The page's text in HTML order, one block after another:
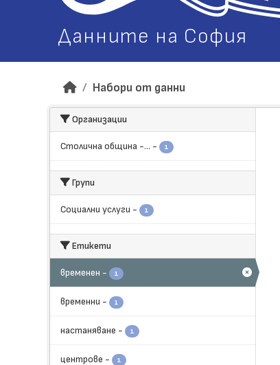
Данните на София
Набори от данни
Организации
Столична община -... - 1
Групи
Социални услуги - 1
Етикети
временен - 1
временни - 1
настаняване - 1
центрове - 1